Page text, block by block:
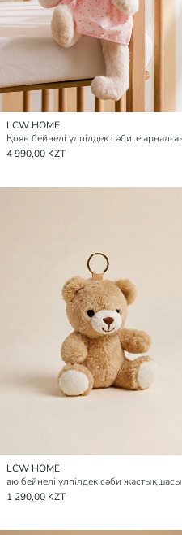
LCW HOME
4 990,00 KZT
LCW HOME
аю бейнелі үлпілдек сәби жастықшасы
1 290,00 KZT